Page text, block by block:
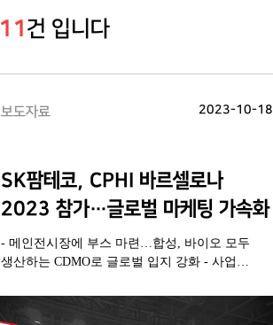
11 건 입니다
보도자료 2023-10-18
SK팜테코, CPHI 바르셀로나
2023 참가…글로벌 마케팅 가속화
- 메인전시장에 부스 마련…합성, 바이오 모두
생산하는 CDMO로 글로벌 입지 강화 - 사업
마케팅 역량 강화 나서 - 합성의약품
연속공정기술 혁신성 인정…CPHI 파마 어워드